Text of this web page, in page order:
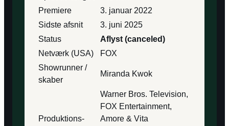
Premiere
3. januar 2022
Sidste afsnit
3. juni 2025
Status
Aflyst (canceled)
Netværk (USA)
FOX
Showrunner /
skaber
Miranda Kwok
Produktions­
Warner Bros. Television,
FOX Entertainment,
Amore & Vita